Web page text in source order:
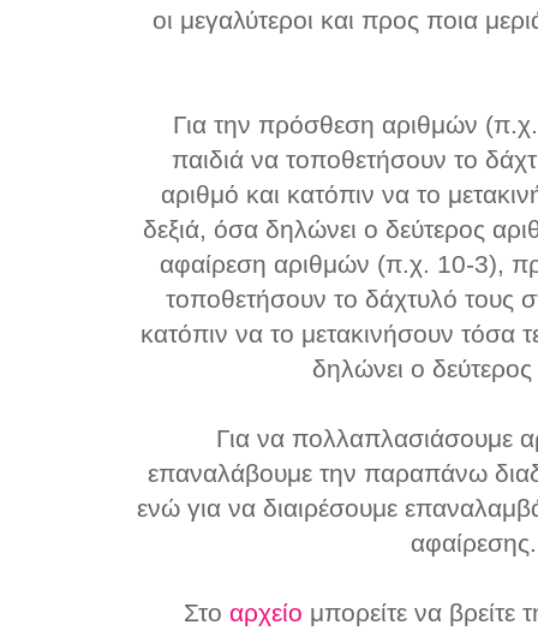
οι μεγαλύτεροι και προς ποια
Για την πρόσθεση αριθμών (π.χ.
παιδιά να τοποθετήσουν το
αριθμό και κατόπιν να το
δεξιά, όσα δηλώνει ο δεύτερος
αφαίρεση αριθμών (π.χ. 10-3),
τοποθετήσουν το δάχτυλό τους
κατόπιν να το μετακινήσουν τόσα
δηλώνει ο
Για να πολλαπλασιάσουμε
επαναλάβουμε την παραπάνω
ενώ για να διαιρέσουμε
αφαίρεσης.
Στοαρχείο μπορείτε να βρείτε